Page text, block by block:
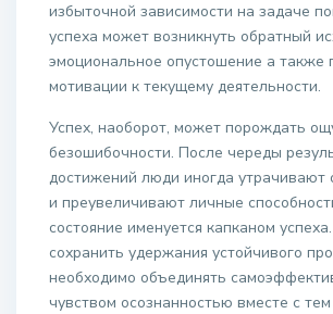
избыточной зависимости на задаче
успеха может возникнуть обратный
эмоциональное опустошение а также
мотивации к текущему деятельности.
Успех, наоборот, может порождать
безошибочности. После череды
достижений люди иногда утрачивают
и преувеличивают личные
состояние именуется капканом
сохранить удержания устойчивого
необходимо объединять
чувством осознанностью вместе с